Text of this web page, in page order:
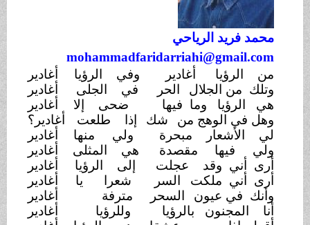
محمد فريد الرياحي
mohammadfaridarriahi@gmail.com
من الرؤيا
أغادير
وتلك من الجلال الحر
هي الرؤيا وما فيها
وهل في الوهج من شك
لي الأشعار مبحرة
ولي فيها
مقصدة
أرى أني وقد
عجلت
أرى أني ملكتالسر
وأنك في عيون السحر
أنا المجنون بالرؤيا
وفي الرؤيا
أغادير
في الجلى
أغادير
ضحى إلا
أغادير
إذا طلعتأغادير؟
ولي منها
أغادير
هي المثلى
أغادير
إلى الرؤيا
أغادير
شعرا يا أغادير
مترفة
أغادير
وللرؤيا
أغادير